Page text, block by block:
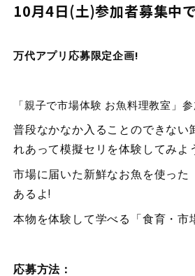
10月4日(土)参加者募集中
万代アプリ応募限定企画!
「親子で市場体験 お魚料理教室」
普段なかなか入ることのできない
れあって模擬セリを体験してみよ
市場に届いた新鮮なお魚を使った
あるよ!
本物を体験して学べる「食育・市
応募方法：